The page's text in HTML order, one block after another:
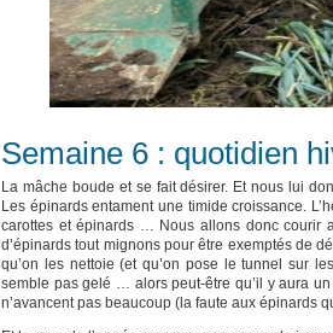
Semaine 6 : quotidien
La mâche boude et se fait désirer. Et nous lui
Les épinards entament une timide croissance.
carottes et épinards … Nous allons donc courir
d’épinards tout mignons pour être exemptés de
qu’on les nettoie (et qu’on pose le tunnel sur
semble pas gelé … alors peut-être qu’il y aura
n’avancent pas beaucoup (la faute aux épinards